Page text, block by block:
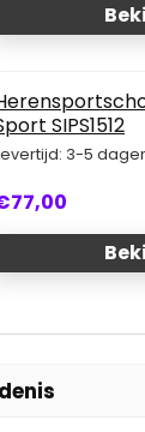
SIPS1512
3-5